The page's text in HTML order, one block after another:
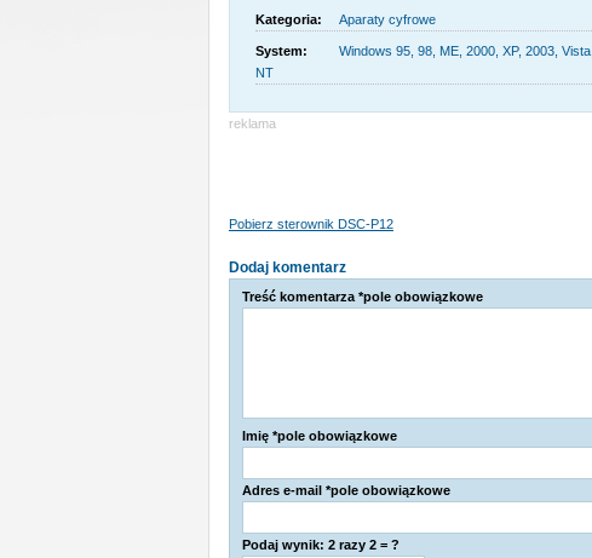
Kategoria: Aparaty cyfrowe
System:
Windows 95, 98, ME, 2000, XP, 2003, Vista,
NT
reklama
Pobierz sterownik DSC-P12
Dodaj komentarz
Treść komentarza *pole obowiązkowe
Imię *pole obowiązkowe
Adres e-mail *pole obowiązkowe
Podaj wynik: 2 razy 2 = ?